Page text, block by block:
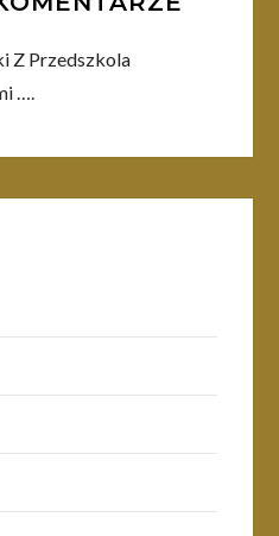
Z Przedszkola
….